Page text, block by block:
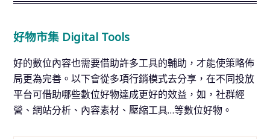
好物市集 Digital Tools
好的數位內容也需要借助許多工具的輔助，才能使策略佈
局更為完善。以下會從多項行銷模式去分享，在不同投放
平台可借助哪些數位好物達成更好的效益，如，社群經
營、網站分析、內容素材、壓縮工具…等數位好物。